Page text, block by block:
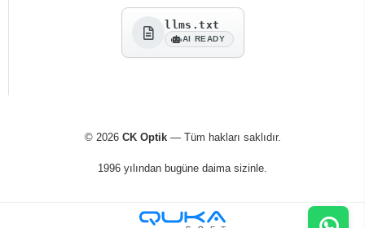
llms.txt
AI READY
© 2026 CK Optik— Tüm hakları saklıdır.
1996 yılından bugüne daima sizinle.